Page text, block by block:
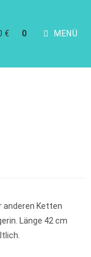
€ 0 MENÜ
anderen Ketten
Länge 42 cm